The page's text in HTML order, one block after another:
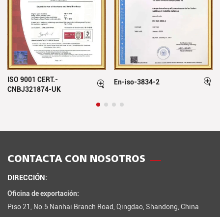
ISO 9001 CERT.-
CNBJ321874-UK
En-iso-3834-2
CONTACTA CON NOSOTROS
DIRECCIÓN:
Oficina de exportación:
Piso 21, No.5 Nanhai Branch Road, Qingdao, Shandong, China